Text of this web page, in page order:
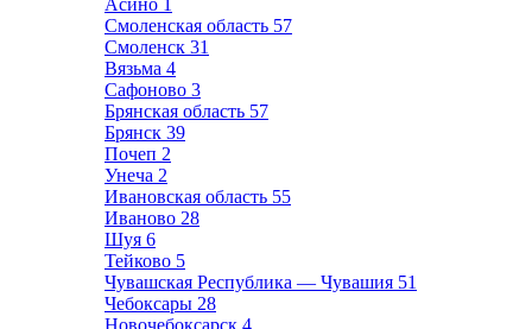
Асино 1
Смоленская область 57
Смоленск 31
Вязьма 4
Сафоново 3
Брянская область 57
Брянск 39
Почеп 2
Унеча 2
Ивановская область 55
Иваново 28
Шуя 6
Тейково 5
Чувашская Республика — Чувашия 51
Чебоксары 28
Новочебоксарск 4